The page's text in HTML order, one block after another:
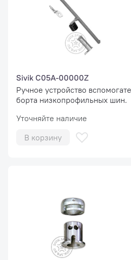
Sivik C05A-00000Z
Ручное устройство
борта низкопрофильных шин.
Уточняйте наличие
В корзину